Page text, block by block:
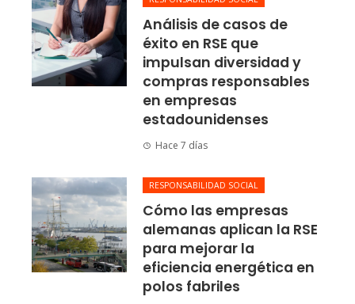
Análisis de casos de
éxito en RSE que
impulsan diversidad y
compras responsables
en empresas
estadounidenses
Hace 7 días
RESPONSABILIDAD SOCIAL
Cómo las empresas
alemanas aplican la RSE
para mejorar la
eficiencia energética en
polos fabriles